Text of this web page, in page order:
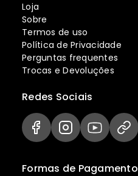
Loja
Sobre
Termos de uso
Política de Privacidade
Perguntas frequentes
Trocas e Devoluções
Formas de Pagamento
Redes Sociais